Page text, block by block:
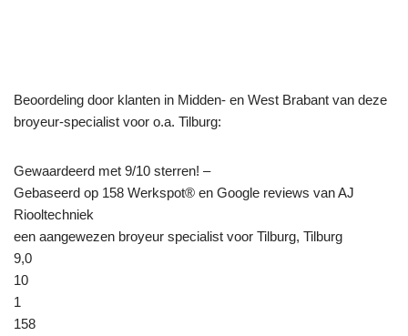
Beoordeling door klanten in Midden- en West Brabant van deze
broyeur-specialist voor o.a. Tilburg:
Gewaardeerd met 9/10 sterren! –
Gebaseerd op 158 Werkspot® en Google reviews van AJ
Riooltechniek
een aangewezen broyeur specialist voor Tilburg, Tilburg
9,0
10
1
158